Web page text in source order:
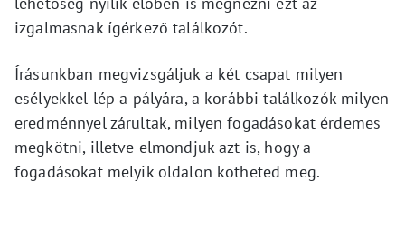
izgalmasnak ígérkező találkozót.
Írásunkban megvizsgáljuk a két csapat milyen
esélyekkel lép a pályára, a korábbi találkozók milyen
eredménnyel zárultak, milyen fogadásokat érdemes
megkötni, illetve elmondjuk azt is, hogy a
fogadásokat melyik oldalon kötheted meg.